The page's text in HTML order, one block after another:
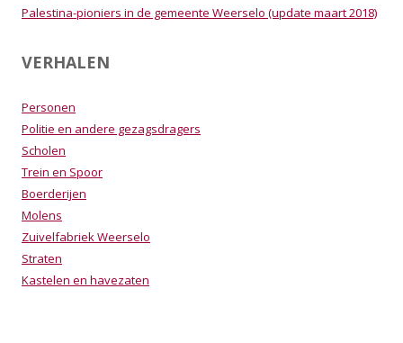
Palestina-pioniers in de gemeente Weerselo (update maart 2018)
VERHALEN
Personen
Politie en andere gezagsdragers
Scholen
Trein en Spoor
Boerderijen
Molens
Zuivelfabriek Weerselo
Straten
Kastelen en havezaten